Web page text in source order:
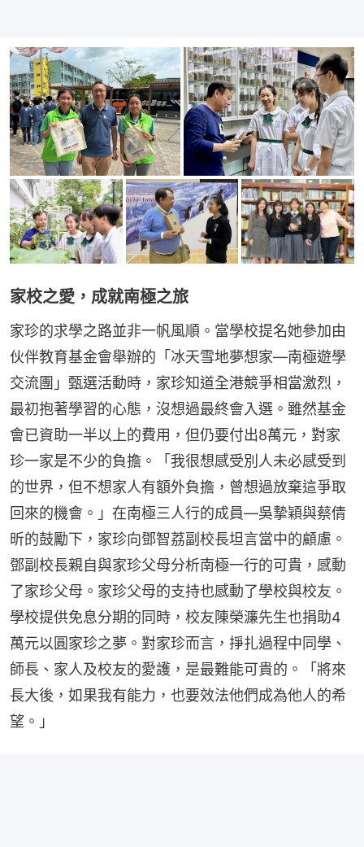
家校之愛，成就南極之旅
家珍的求學之路並非一帆風順。當學校提名她參加由
伙伴教育基金會舉辦的「冰天雪地夢想家—南極遊學
交流團」甄選活動時，家珍知道全港競爭相當激烈，
最初抱著學習的心態，沒想過最終會入選。雖然基金
會已資助一半以上的費用，但仍要付出8萬元，對家
珍一家是不少的負擔。「我很想感受別人未必感受到
的世界，但不想家人有額外負擔，曾想過放棄這爭取
回來的機會。」在南極三人行的成員—吳摯穎與蔡倩
昕的鼓勵下，家珍向鄧智荔副校長坦言當中的顧慮。
鄧副校長親自與家珍父母分析南極一行的可貴，感動
了家珍父母。家珍父母的支持也感動了學校與校友。
學校提供免息分期的同時，校友陳榮濂先生也捐助4
萬元以圓家珍之夢。對家珍而言，掙扎過程中同學、
師長、家人及校友的愛護，是最難能可貴的。「將來
長大後，如果我有能力，也要效法他們成為他人的希
望。」